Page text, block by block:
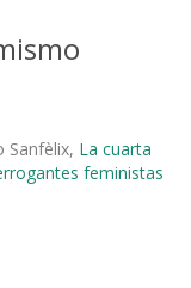
Sanfèlix, La cuarta
feministas